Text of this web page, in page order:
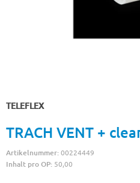
TELEFLEX
TRACH VENT +
Artikelnummer:00224449
Inhalt pro OP: 50,00